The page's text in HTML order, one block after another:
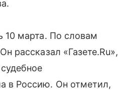
10 марта. По словам
рассказал «Газете.Ru»,
в Россию. Он отметил,